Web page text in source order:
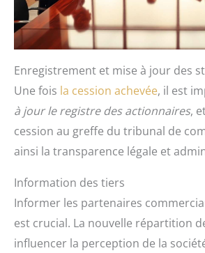
Enregistrement et mise à jour des
Une fois la cession achevée, il est
à jour le registre des actionnaires,
cession au greffe du tribunal de
ainsi la transparence légale et
Information des tiers
Informer les partenaires
est crucial. La nouvelle répartition
influencer la perception de la